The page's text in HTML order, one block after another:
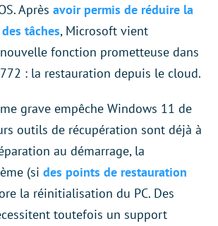
Après avoir permis de réduire la
tâches, Microsoft vient
fonction prometteuse dans
: la restauration depuis le cloud.
grave empêche Windows 11 de
outils de récupération sont déjà à
au démarrage, la
(si des points de restauration
la réinitialisation du PC. Des
toutefois un support